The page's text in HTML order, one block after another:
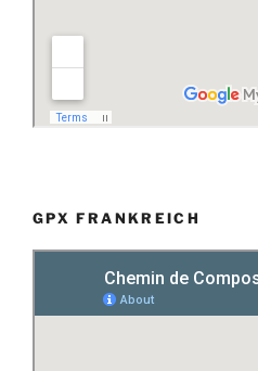
GPX FRANKREICH